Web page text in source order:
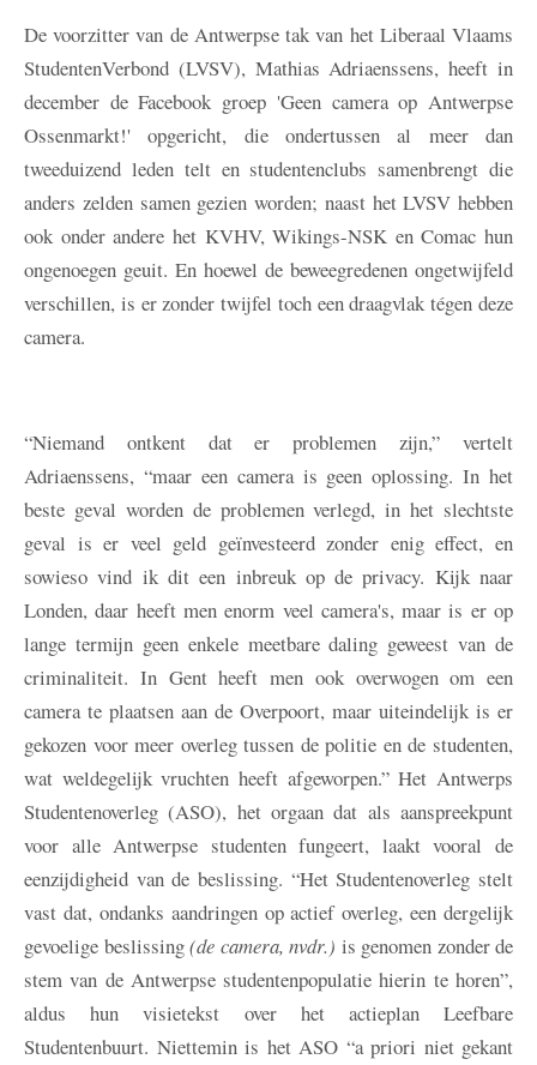
De voorzitter van de Antwerpse tak van het Liberaal Vlaams
StudentenVerbond (LVSV), Mathias Adriaenssens, heeft in
december de Facebook groep 'Geen camera op Antwerpse
Ossenmarkt!' opgericht, die ondertussen al meer dan
tweeduizend leden telt en studentenclubs samenbrengt die
anders zelden samen gezien worden; naast het LVSV hebben
ook onder andere het KVHV, Wikings-NSK en Comac hun
ongenoegen geuit. En hoewel de beweegredenen ongetwijfeld
verschillen, is er zonder twijfel toch een draagvlak tégen deze
camera.
“Niemand ontkent dat er problemen zijn,” vertelt
Adriaenssens, “maar een camera is geen oplossing. In het
beste geval worden de problemen verlegd, in het slechtste
geval is er veel geld geïnvesteerd zonder enig effect, en
sowieso vind ik dit een inbreuk op de privacy. Kijk naar
Londen, daar heeft men enorm veel camera's, maar is er op
lange termijn geen enkele meetbare daling geweest van de
criminaliteit. In Gent heeft men ook overwogen om een
camera te plaatsen aan de Overpoort, maar uiteindelijk is er
gekozen voor meer overleg tussen de politie en de studenten,
wat weldegelijk vruchten heeft afgeworpen.” Het Antwerps
Studentenoverleg (ASO), het orgaan dat als aanspreekpunt
voor alle Antwerpse studenten fungeert, laakt vooral de
eenzijdigheid van de beslissing. “Het Studentenoverleg stelt
vast dat, ondanks aandringen op actief overleg, een dergelijk
gevoelige beslissing(de camera, nvdr.) is genomen zonder de
stem van de Antwerpse studentenpopulatie hierin te horen”,
aldus hun visietekst over het actieplan Leefbare
Studentenbuurt. Niettemin is het ASO “a priori niet gekant